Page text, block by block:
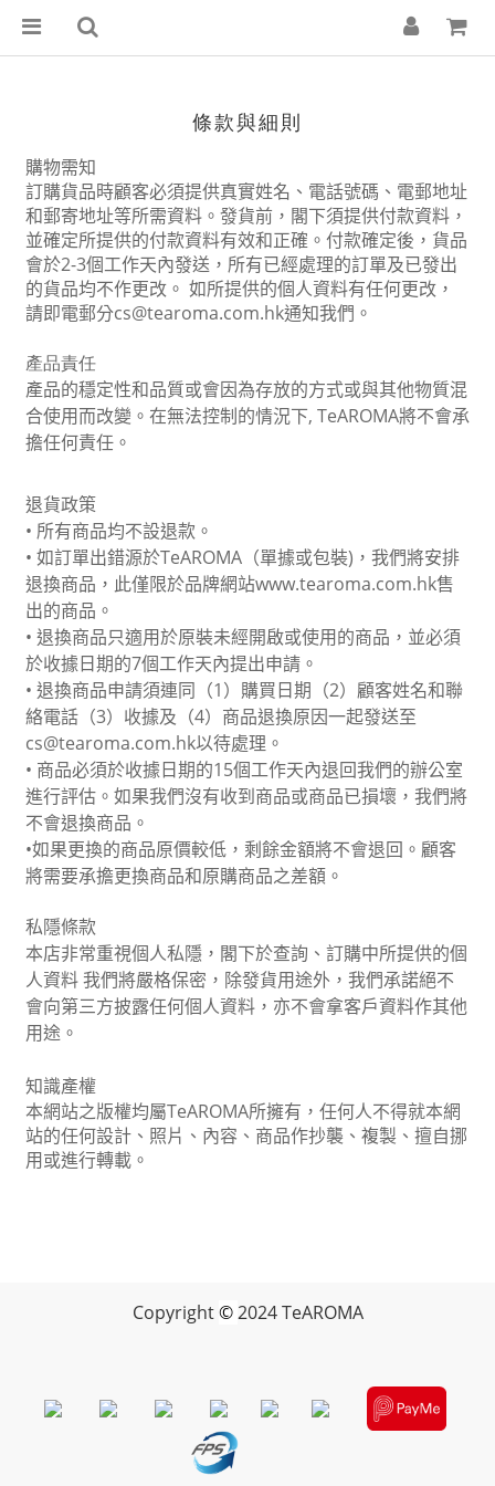
條款與細則
購物需知
訂購貨品時顧客必須提供真實姓名、電話號碼、電郵地址
和郵寄地址等所需資料。發貨前，閣下須提供付款資料，
並確定所提供的付款資料有效和正確。付款確定後，貨品
會於2-3個工作天內發送，所有已經處理的訂單及已發出
的貨品均不作更改。 如所提供的個人資料有任何更改，
請即電郵分cs@tearoma.com.hk通知我們。
產品責任
產品的穩定性和品質或會因為存放的方式或與其他物質混
合使用而改變。 在無法控制的情況下, TeAROMA將不會承
擔任何責任。
退貨政策
• 所有商品均不設退款。
• 如訂單出錯源於TeAROMA （單據或包裝)，我們將安排
退換商品，此僅限於品牌網站www.tearoma.com.hk售
出的商品 。
• 退換商品只適用於原裝未經開啟或使用的商品， 並必須
於收據日期的7個工作天內提出申請。
• 退換商品申請須連同（1）購買日期（2）顧客姓名和聯
絡電話（3）收據及（4）商品退換原因一起發送至
cs@tearoma.com.hk以待處理。
• 商品必須於收據日期的15個工作天內退回我們的辦公室
進行評估。如果我們沒有收到商品或商品已損壞，我們將
不會退換商品。
•如果更換的商品原價較低，剩餘金額將不會退回。顧客
將需要承擔更換商品和原購商品之差額。
私隱條款
本店非常重視個人私隱， 閣下於查詢、訂購中所提供的個
人資料我們將嚴格保密，除發貨用途外，我們承諾絕不
會向第三方披露任何個人資料，亦不會拿客戶資料作其他
用途。
知識產權
本網站之版權均屬TeAROMA所擁有，任何人不得就本網
站的任何設計、照片、 內容、商品作抄襲、複製、擅自挪
用或進行轉載。
Copyright©2024 TeAROMA